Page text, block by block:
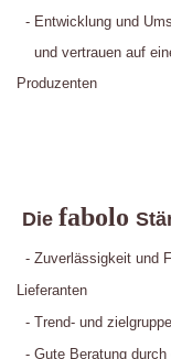
- Entwicklung und
und vertrauen auf
Produzenten
Die fabolo
- Zuverlässigkeit und
Lieferanten
- Trend- und
- Gute Beratung